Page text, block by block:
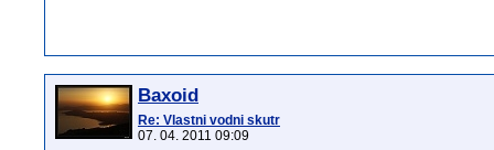
Baxoid
Re: Vlastni vodni skutr
07. 04. 2011 09:09